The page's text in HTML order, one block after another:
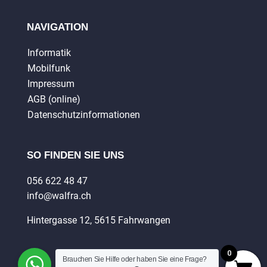
NAVIGATION
Informatik
Mobilfunk
Impressum
AGB (online)
Datenschutzinformationen
SO FINDEN SIE UNS
056 622 48 47
info@walfra.ch
Hintergasse 12, 5615 Fahrwangen
Brauchen Sie Hilfe oder haben Sie eine Frage?
0